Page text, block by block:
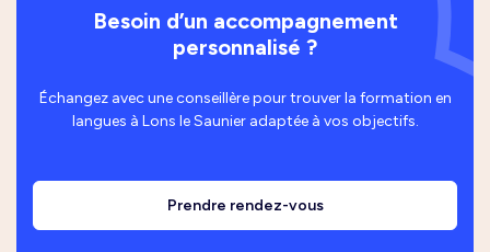
Besoin d’un accompagnement
personnalisé ?
Échangez avec une conseillère pour trouver la formation en
langues à Lons le Saunier adaptée à vos objectifs.
Prendre rendez-vous